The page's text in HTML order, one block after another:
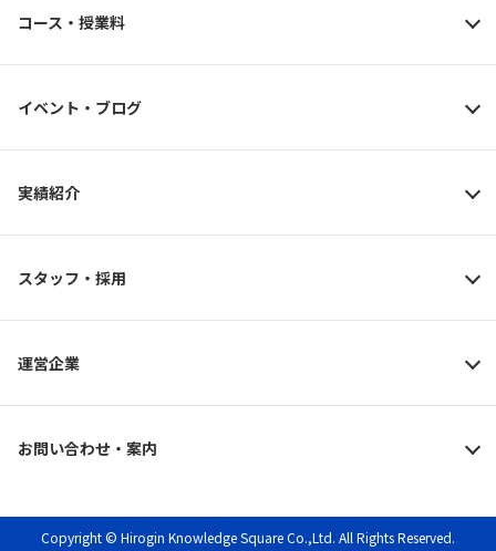
コース・授業料
イベント・ブログ
実績紹介
スタッフ・採用
運営企業
お問い合わせ・案内
Copyright © Hirogin Knowledge Square Co.,Ltd. All Rights Reserved.